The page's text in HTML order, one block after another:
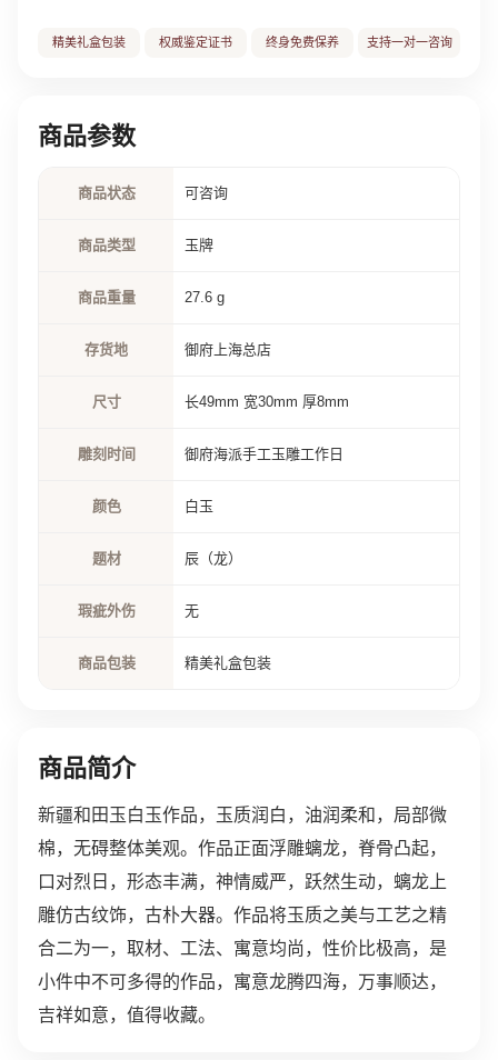
精美礼盒包装 权威鉴定证书 终身免费保养 支持一对一咨询
商品参数
商品状态 可咨询
商品类型 玉牌
商品重量 27.6 g
存货地 御府上海总店
尺寸 长49mm 宽30mm 厚8mm
雕刻时间 御府海派手工玉雕工作日
颜色 白玉
题材 辰（龙）
瑕疵外伤 无
商品包装 精美礼盒包装
商品简介
新疆和田玉白玉作品，玉质润白，油润柔和，局部微
棉，无碍整体美观。作品正面浮雕螭龙，脊骨凸起，
口对烈日，形态丰满，神情威严，跃然生动，螭龙上
雕仿古纹饰，古朴大器。作品将玉质之美与工艺之精
合二为一，取材、工法、寓意均尚，性价比极高，是
小件中不可多得的作品，寓意龙腾四海，万事顺达，
吉祥如意，值得收藏。